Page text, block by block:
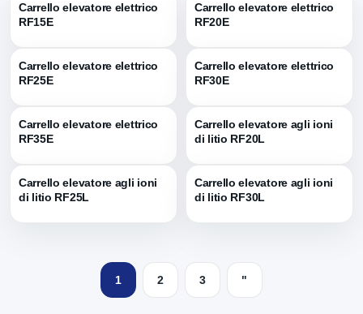
Carrello elevatore elettrico
RF15E
Carrello elevatore elettrico
RF20E
Carrello elevatore elettrico
RF25E
Carrello elevatore elettrico
RF30E
Carrello elevatore elettrico
RF35E
Carrello elevatore agli ioni
di litio RF20L
Carrello elevatore agli ioni
di litio RF25L
Carrello elevatore agli ioni
di litio RF30L
1 2 3 "